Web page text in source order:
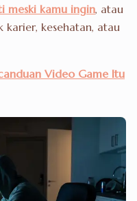
meski kamu ingin, atau
karier, kesehatan, atau
Video Game Itu